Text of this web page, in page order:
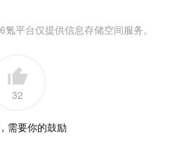
平台仅提供信息存储空间服务。
32
需要你的鼓励